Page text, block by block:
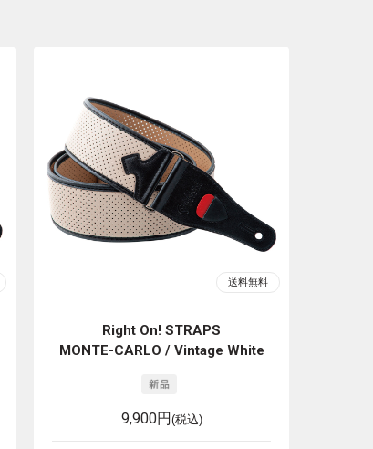
Right On! STRAPS
MONTE-CARLO / Vintage White
9,900円(税込)